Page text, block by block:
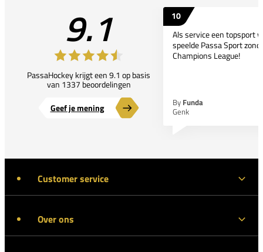
9.1
PassaHockey krijgt een 9.1 op basis
van 1337 beoordelingen
Geef je mening
10
Als service een topsport
speelde Passa Sport
Champions League!
By Funda
Genk
Customer service
Over ons